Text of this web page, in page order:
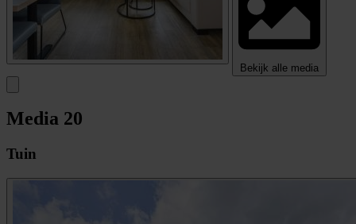
Bekijk alle media
Media 20
Tuin